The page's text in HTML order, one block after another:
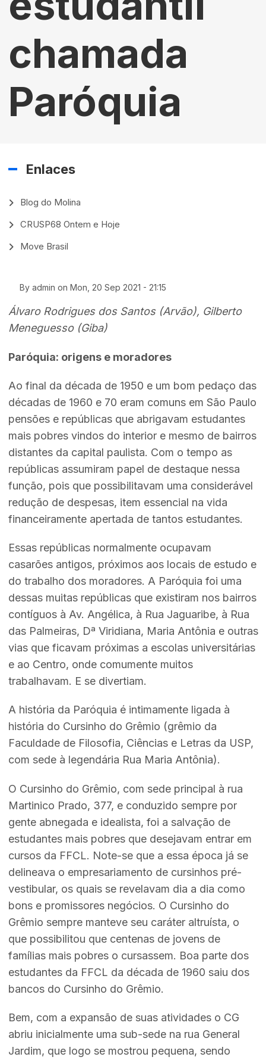
chamada
Paróquia
By admin on Mon, 20 Sep 2021 - 21:15
Álvaro Rodrigues dos Santos (Arvão), Gilberto
Meneguesso (Giba)
Paróquia: origens e moradores
Ao final da década de 1950 e um bom pedaço das
décadas de 1960 e 70 eram comuns em São Paulo
pensões e repúblicas que abrigavam estudantes
mais pobres vindos do interior e mesmo de bairros
distantes da capital paulista. Com o tempo as
repúblicas assumiram papel de destaque nessa
função, pois que possibilitavam uma considerável
redução de despesas, item essencial na vida
financeiramente apertada de tantos estudantes.
Essas repúblicas normalmente ocupavam
casarões antigos, próximos aos locais de estudo e
do trabalho dos moradores. A Paróquia foi uma
dessas muitas repúblicas que existiram nos bairros
contíguos à Av. Angélica, à Rua Jaguaribe, à Rua
das Palmeiras, Dª Viridiana, Maria Antônia e outras
vias que ficavam próximas a escolas universitárias
e ao Centro, onde comumente muitos
trabalhavam. E se divertiam.
A história da Paróquia é intimamente ligada à
história do Cursinho do Grêmio (grêmio da
Faculdade de Filosofia, Ciências e Letras da USP,
com sede à legendária Rua Maria Antônia).
O Cursinho do Grêmio, com sede principal à rua
Martinico Prado, 377, e conduzido sempre por
gente abnegada e idealista, foi a salvação de
estudantes mais pobres que desejavam entrar em
cursos da FFCL. Note-se que a essa época já se
delineava o empresariamento de cursinhos pré-
vestibular, os quais se revelavam dia a dia como
bons e promissores negócios. O Cursinho do
Grêmio sempre manteve seu caráter altruísta, o
que possibilitou que centenas de jovens de
famílias mais pobres o cursassem. Boa parte dos
estudantes da FFCL da década de 1960 saiu dos
bancos do Cursinho do Grêmio.
Bem, com a expansão de suas atividades o CG
abriu inicialmente uma sub-sede na rua General
Jardim, que logo se mostrou pequena, sendo
Enlaces
Blog do Molina
CRUSP68 Ontem e Hoje
Move Brasil